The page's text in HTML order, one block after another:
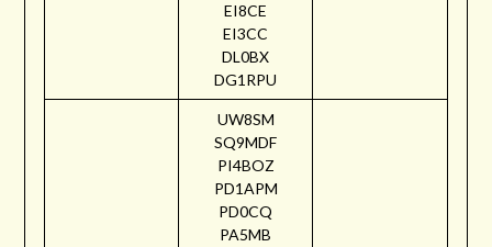
EI8CE
EI3CC
DL0BX
DG1RPU
UW8SM
SQ9MDF
PI4BOZ
PD1APM
PD0CQ
PA5MB